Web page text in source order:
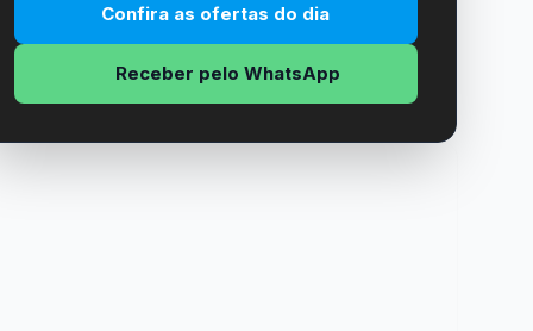
Confira as ofertas do dia
Receber pelo WhatsApp